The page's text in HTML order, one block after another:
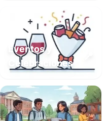
Eventos y
Celebraciones